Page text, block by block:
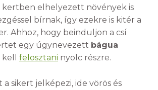
kertben elhelyezett növények is
bírnak, így ezekre is kitér a
Ahhoz, hogy beinduljon a csí
egy úgynevezett bágua
felosztani nyolc részre.
sikert jelképezi, ide vörös és